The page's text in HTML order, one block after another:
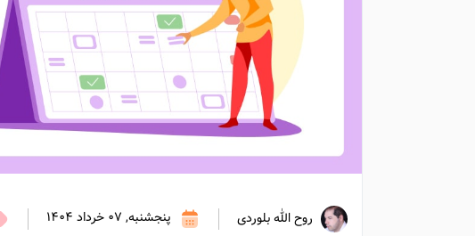
روح الله بلوردی پنجشنبه, 07 خرداد 1404